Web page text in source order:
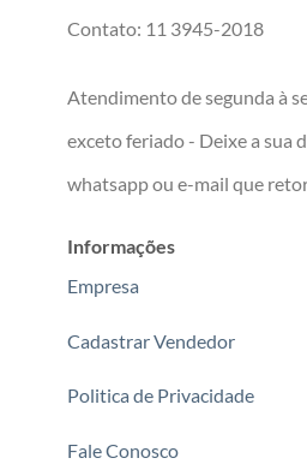
Contato: 11 3945-2018
Atendimento de segunda à
exceto feriado - Deixe a sua
whatsapp ou e-mail que
Informações
Empresa
Cadastrar Vendedor
Politica de Privacidade
Fale Conosco